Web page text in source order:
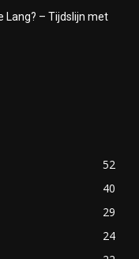
Lang? – Tijdslijn met
52
40
29
24